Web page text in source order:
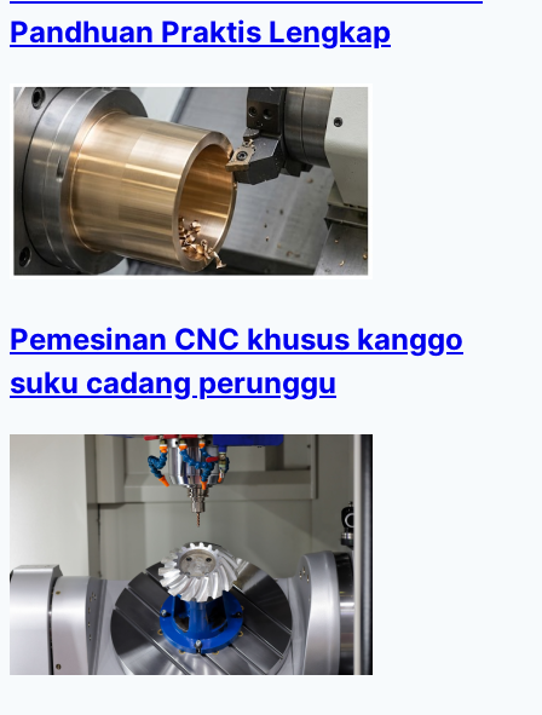
Pandhuan Praktis Lengkap
Pemesinan CNC khusus kanggo
suku cadang perunggu